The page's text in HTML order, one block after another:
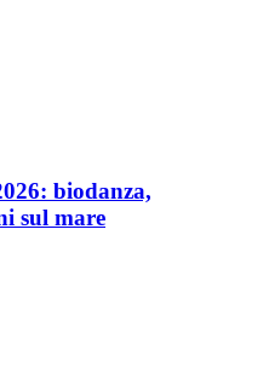
biodanza,
sul mare